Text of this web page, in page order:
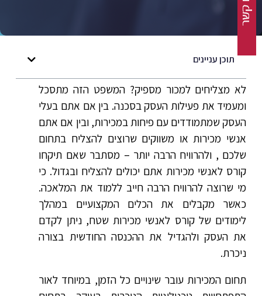
תוכן עניינים
לא מצליחים למכור מספיק? המשפט הזה מתסכל
ומעמיד את פעילות העסק בסכנה. בין אם אתם בעלי
העסק שמתמודדים עם פיחות במכירות, ובין אם אתם
אנשי מכירות או משווקים שרוצים להצליח בתחום
שלכם , ולהרוויח הרבה יותר – מסתבר שאם תיקחו
קורס לאנשי מכירות אתם יכולים להצליח ובגדול. כי
מי שרוצה להרוויח הרבה חייב ללמוד את המלאכה.
כאשר מקבלים את הכלים המקצועיים במהלך
לימודים של קורס לאנשי מכירות שטח, ניתן לקדם
את העסק ולהגדיל את ההכנסה החודשית בצורה
ניכרת.
תחום המכירות עובר שינויים כל הזמן, במיוחד לאור